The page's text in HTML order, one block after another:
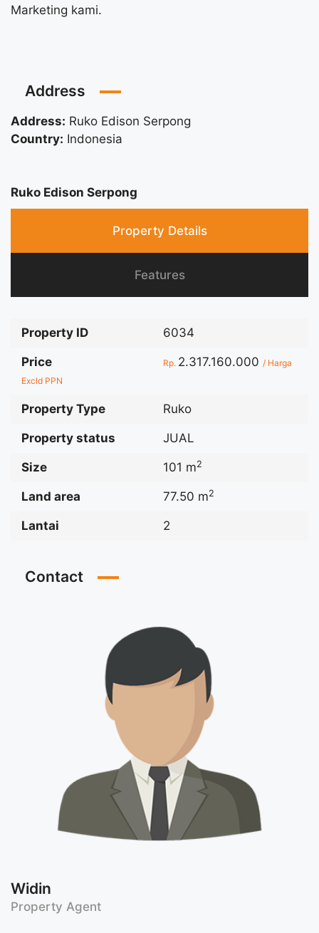
Marketing kami.
Address
Address: Ruko Edison Serpong
Country: Indonesia
Ruko Edison Serpong
Property Details
Features
Property ID 6034
Price Rp. 2.317.160.000 / Harga
Excld PPN
Property Type Ruko
Property status JUAL
Size 101 m2
Land area 77.50 m2
Lantai 2
Contact
Widin
Property Agent